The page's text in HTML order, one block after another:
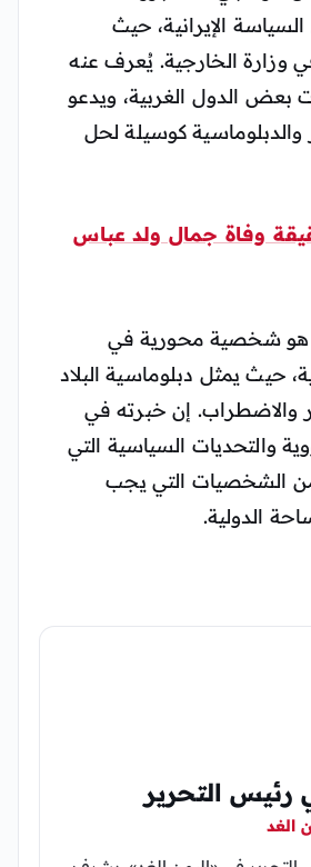
الإيرانية، حيث
وزارة الخارجية. يُعرف عنه
بعض الدول الغربية، ويدعو
والدبلوماسية كوسيلة لحل
وفاة جمال ولد عباس
شخصية محورية في
حيث يمثل دبلوماسية البلاد
والاضطراب. إن خبرته في
والتحديات السياسية التي
الشخصيات التي يجب
الدولية.
رئيس التحرير
الغد